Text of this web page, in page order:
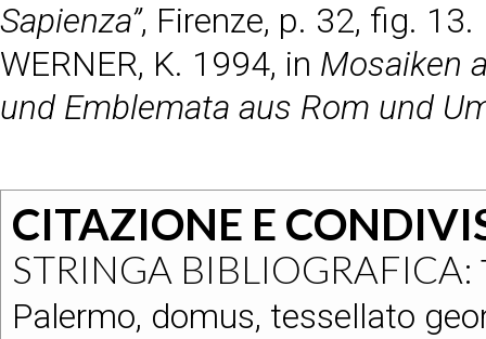
Sapienza”, Firenze, p. 32, fig. 13.
WERNER, K. 1994, in Mosaiken
und Emblemata aus Rom und
CITAZIONE E
STRINGA BIBLIOGRAFICA:
Palermo, domus, tessellato